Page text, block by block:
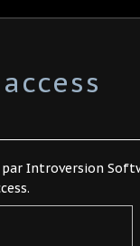
Introversion